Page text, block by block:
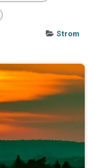
Strom